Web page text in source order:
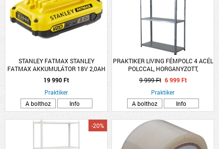
STANLEY FATMAX STANLEY
FATMAX AKKUMULÁTOR 18V 2,0AH
LI-ION
19 990 Ft
Praktiker
A bolthoz
Info
PRAKTIKER LIVING FÉMPOLC 4 ACÉL
POLCCAL, HORGANYZOTT,
150X75X30CM
9 999 Ft 6 999 Ft
Praktiker
A bolthoz
Info
-20%